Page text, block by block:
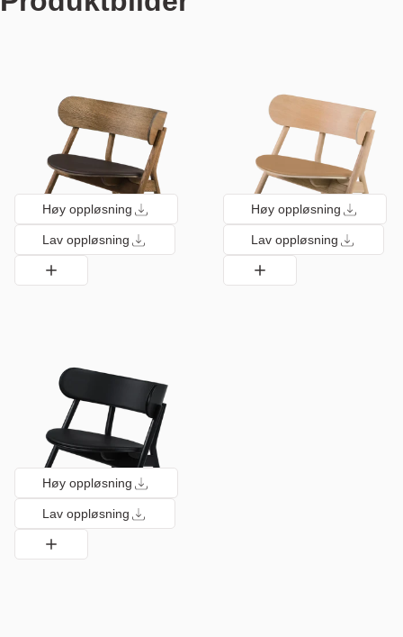
Høy oppløsning
Lav oppløsning
Høy oppløsning
Lav oppløsning
Høy oppløsning
Lav oppløsning